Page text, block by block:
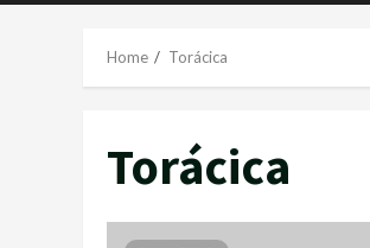
Home Torácica
Torácica